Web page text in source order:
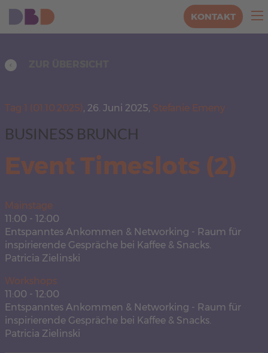
KONTAKT
Tag 1 (01.10.2025), 26. Juni 2025, Stefanie Emeny
BUSINESS BRUNCH
Event Timeslots (2)
Mainstage
11:00 - 12:00
Entspanntes Ankommen & Networking - Raum für
inspirierende Gespräche bei Kaffee & Snacks.
Patricia Zielinski
Workshops
11:00 - 12:00
Entspanntes Ankommen & Networking - Raum für
inspirierende Gespräche bei Kaffee & Snacks.
Patricia Zielinski